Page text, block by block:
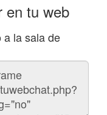
en tu web
a la sala de